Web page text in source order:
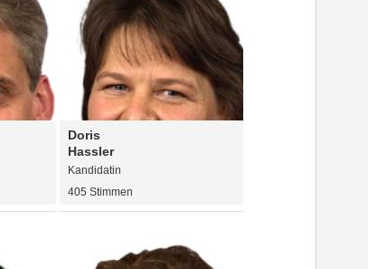
Doris
Hassler
Kandidatin
405 Stimmen